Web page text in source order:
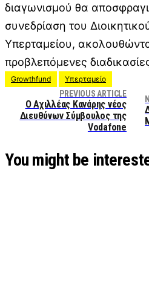
διαγωνισμού θα
συνεδρίαση του
Υπερταμείου,
προβλεπόμενες
Growthfund Υπερταμείο
PREVIOUS ARTICLE
Ο Αχιλλέας Κανάρης νέος
Διευθύνων Σύμβουλος της
Vodafone
You might be